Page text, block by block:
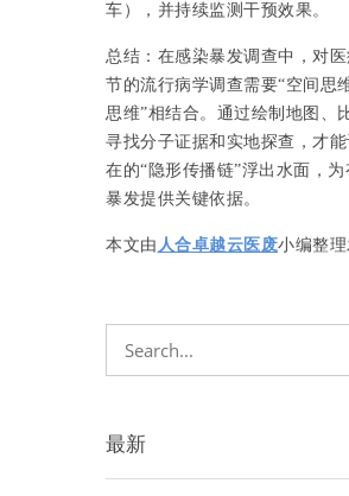
车），并持续监测干预效果。
总结：在感染暴发调查中，对
节的流行病学调查需要“空间思
思维”相结合。通过绘制地图、
寻找分子证据和实地探查，才
在的“隐形传播链”浮出水面，为
暴发提供关键依据。
本文由 人合卓越云医废小编整
最新